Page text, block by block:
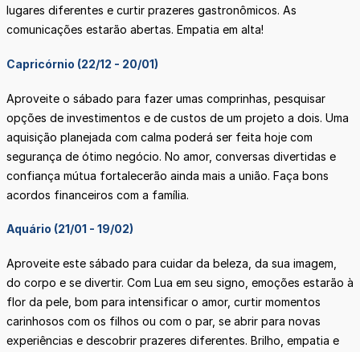
lugares diferentes e curtir prazeres gastronômicos. As
comunicações estarão abertas. Empatia em alta!
Capricórnio (22/12 - 20/01)
Aproveite o sábado para fazer umas comprinhas, pesquisar
opções de investimentos e de custos de um projeto a dois. Uma
aquisição planejada com calma poderá ser feita hoje com
segurança de ótimo negócio. No amor, conversas divertidas e
confiança mútua fortalecerão ainda mais a união. Faça bons
acordos financeiros com a família.
Aquário (21/01 - 19/02)
Aproveite este sábado para cuidar da beleza, da sua imagem,
do corpo e se divertir. Com Lua em seu signo, emoções estarão à
flor da pele, bom para intensificar o amor, curtir momentos
carinhosos com os filhos ou com o par, se abrir para novas
experiências e descobrir prazeres diferentes. Brilho, empatia e